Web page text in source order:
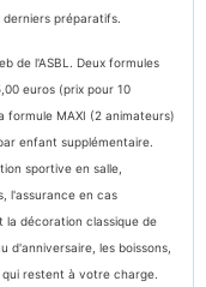
préparatifs.
de l'ASBL. Deux formules
euros (prix pour 10
formule MAXI (2 animateurs)
enfant supplémentaire.
sportive en salle,
l'assurance en cas
la décoration classique de
d'anniversaire, les boissons,
restent à votre charge.